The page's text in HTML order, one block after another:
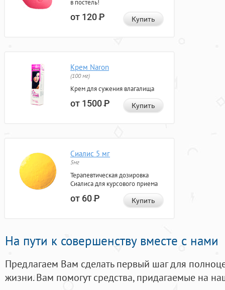
в постель!
от 120Р Купить
Крем Naron
(100 мг)
Крем для сужения влагалища
от 1500Р Купить
Сиалис 5 мг
5мг
Терапевтическая дозировка
Сиалиса для курсового приема
от 60Р Купить
На пути к совершенству вместе с нами
Предлагаем Вам сделать первый шаг для
жизни. Вам помогут средства, придагаемые на